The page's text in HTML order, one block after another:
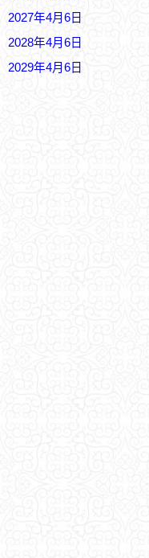
2027年4月6日
2028年4月6日
2029年4月6日